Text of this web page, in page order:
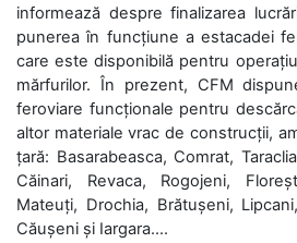
informează despre finalizarea
punerea în funcțiune a estacadei
care este disponibilă pentru
mărfurilor. În prezent, CFM
feroviare funcționale pentru
altor materiale vrac de construcții,
țară: Basarabeasca, Comrat,
Căinari, Revaca, Rogojeni,
Mateuți, Drochia, Brătușeni,
Căușeni și Iargara....